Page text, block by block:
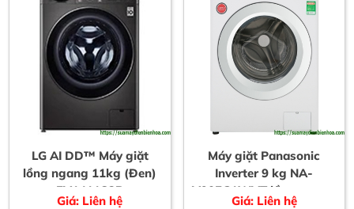
LG AI DD™ Máy giặt
lồng ngang 11kg (Đen)
FV1411S3B
Giá: Liên hệ
Máy giặt Panasonic
Inverter 9 kg NA-
V90FG1WVT lồng ngang
Giá: Liên hệ